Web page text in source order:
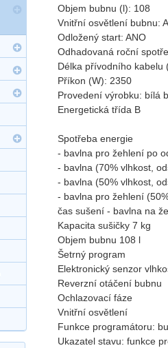
Objem bubnu (l): 108
Vnitřní osvětlení bubnu:
Odložený start: ANO
Odhadovaná roční
Délka přívodního kabelu
Příkon (W): 2350
Provedení výrobku: bílá
Energetická třída B
Spotřeba energie
- bavlna pro žehlení po
- bavlna (70% vlhkost,
- bavlna (50% vlhkost,
- bavlna pro žehlení
čas sušení - bavlna na
Kapacita sušičky 7 kg
Objem bubnu 108 l
Šetrný program
Elektronický senzor
Reverzní otáčení bubnu
Ochlazovací fáze
Vnitřní osvětlení
Funkce programátoru:
Ukazatel stavu: funkce